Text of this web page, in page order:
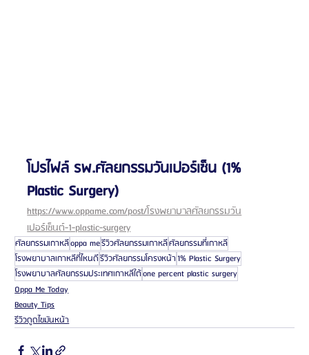
โปรไฟล์ รพ.ศัลยกรรมวันเปอร์เซ็น (1%
Plastic Surgery)
https://www.oppame.com/post/โรงพยาบาลศัลยกรรมวัน
เปอร์เซ็นต์-1-plastic-surgery
ศัลยกรรมเกาหลีoppa meรีวิวศัลยกรรมเกาหลีศัลยกรรมที่เกาหลี
โรงพยาบาลเกาหลีที่ไหนดีรีวิวศัลยกรรมโครงหน้า1% Plastic Surgery
โรงพยาบาลศัลยกรรมประเทศเกาหลีใต้one percent plastic surgery
Oppa Me Today
Beauty Tips
รีวิวดูดไขมันหน้า